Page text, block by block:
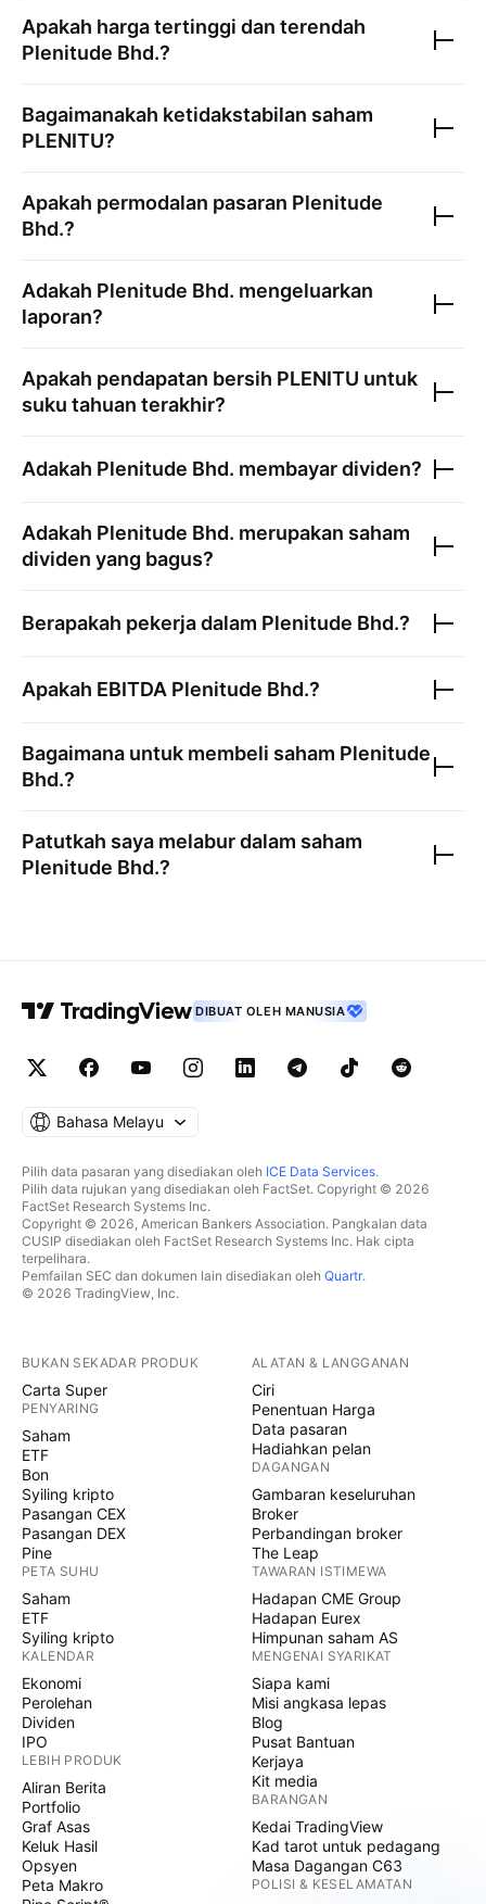
Apakah harga tertinggi dan terendah
Plenitude Bhd.?
Bagaimanakah ketidakstabilan saham
PLENITU?
Apakah permodalan pasaran Plenitude
Bhd.?
Adakah Plenitude Bhd. mengeluarkan
laporan?
Apakah pendapatan bersih PLENITU untuk
suku tahuan terakhir?
Adakah Plenitude Bhd. membayar dividen?
Adakah Plenitude Bhd. merupakan saham
dividen yang bagus?
Berapakah pekerja dalam Plenitude Bhd.?
Apakah EBITDA Plenitude Bhd.?
Bagaimana untuk membeli saham Plenitude
Bhd.?
Patutkah saya melabur dalam saham
Plenitude Bhd.?
DIBUAT OLEH MANUSIA
Bahasa Melayu
Pilih data pasaran yang disediakan oleh ICE Data Services.
Pilih data rujukan yang disediakan oleh FactSet. Copyright © 2026
FactSet Research Systems Inc.
Copyright © 2026, American Bankers Association. Pangkalan data
CUSIP disediakan oleh FactSet Research Systems Inc. Hak cipta
terpelihara.
Pemfailan SEC dan dokumen lain disediakan oleh Quartr.
© 2026 TradingView, Inc.
BUKAN SEKADAR PRODUK
Carta Super
PENYARING
Saham
ETF
Bon
Syiling kripto
Pasangan CEX
Pasangan DEX
Pine
PETA SUHU
Saham
ETF
Syiling kripto
KALENDAR
Ekonomi
Perolehan
Dividen
IPO
LEBIH PRODUK
Aliran Berita
Portfolio
Graf Asas
Keluk Hasil
Opsyen
Peta Makro
ALATAN & LANGGANAN
Ciri
Penentuan Harga
Data pasaran
Hadiahkan pelan
DAGANGAN
Gambaran keseluruhan
Broker
Perbandingan broker
The Leap
TAWARAN ISTIMEWA
Hadapan CME Group
Hadapan Eurex
Himpunan saham AS
MENGENAI SYARIKAT
Siapa kami
Misi angkasa lepas
Blog
Pusat Bantuan
Kerjaya
Kit media
BARANGAN
Kedai TradingView
Kad tarot untuk pedagang
Masa Dagangan C63
POLISI & KESELAMATAN